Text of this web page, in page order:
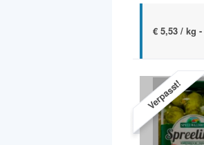
€ 5,53 / kg -
Verpasst!